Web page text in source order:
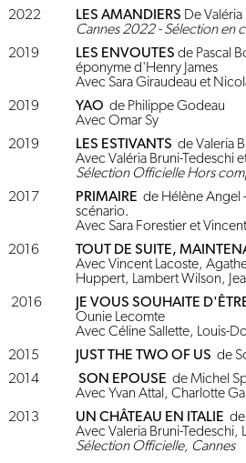
2022
LES AMANDIERS De
Cannes 2022 - Sélection en
2019
LES ENVOUTES de Pascal
éponyme d'Henry James
Avec Sara Giraudeau et
2019
YAO de Philippe Godeau
Avec Omar Sy
2019
LES ESTIVANTS de Valeria
Avec Valéria Bruni-Tedeschi
Sélection Officielle Hors
2017
PRIMAIRE de Hélène Angel
scénario.
Avec Sara Forestier et
2016
TOUT DE SUITE,
Avec Vincent Lacoste,
Huppert, Lambert Wilson,
2016
JE VOUS SOUHAITE
Ounie Lecomte
Avec Céline Sallette, Louis-
2015
JUST THE TWO OF US de
2014
SON EPOUSE de Michel
Avec Yvan Attal, Charlotte
2013
UN CHÂTEAU EN ITALIE de
Avec Valeria Bruni-Tedeschi,
Sélection Officielle, Cannes